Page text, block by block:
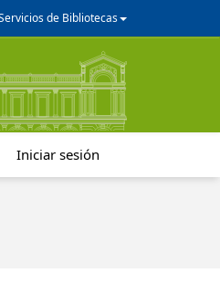
de Bibliotecas
Iniciar sesión